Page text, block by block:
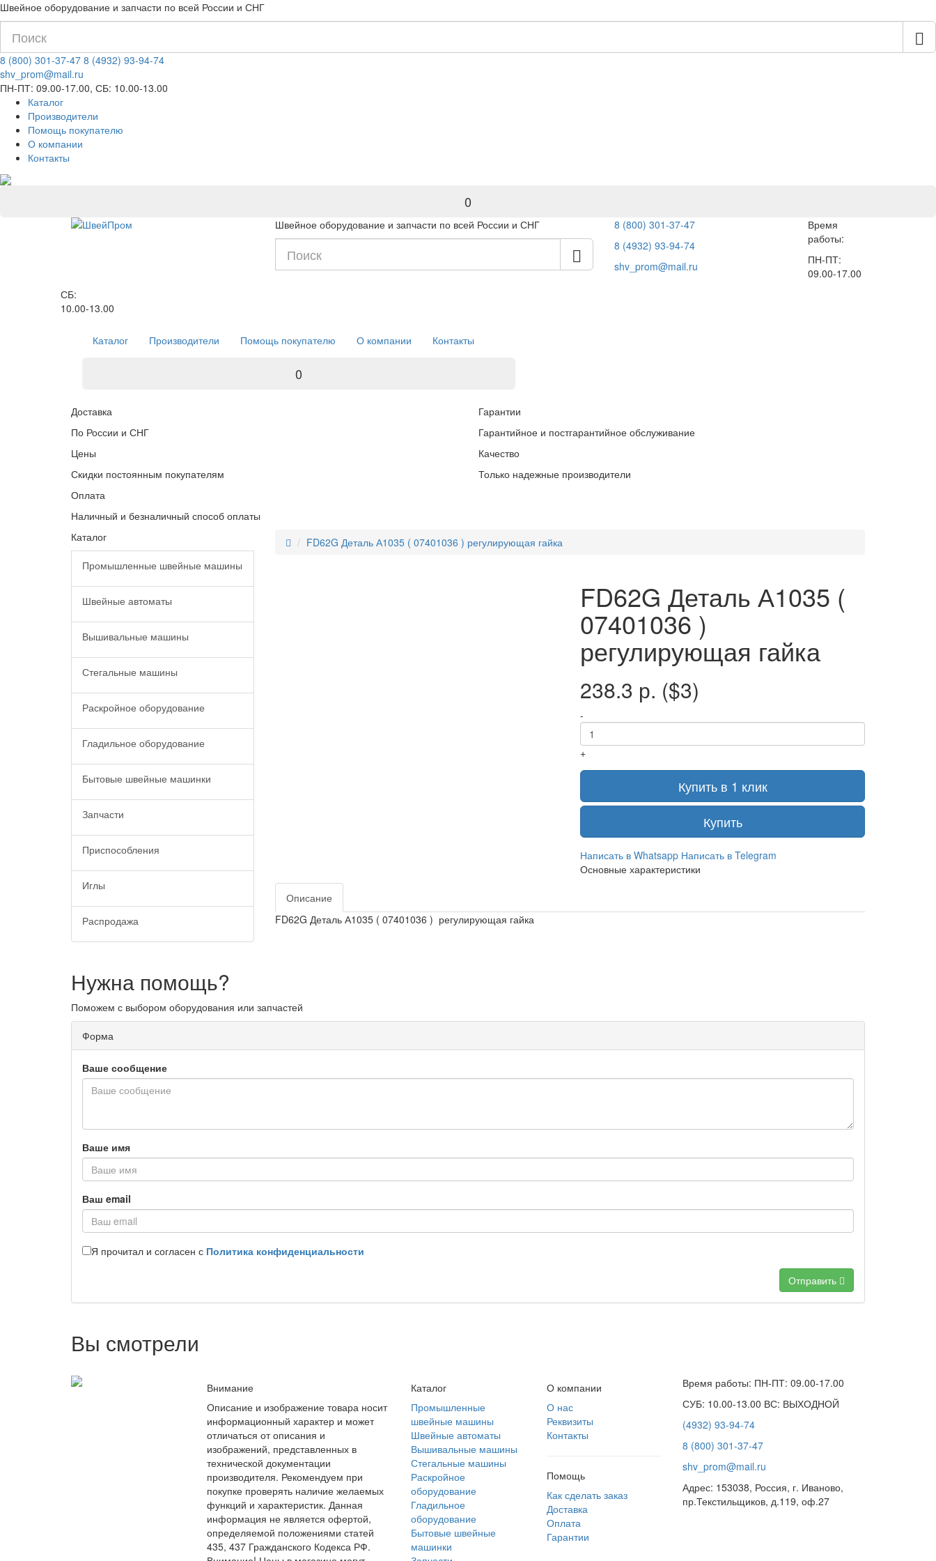
Швейное оборудование и запчасти по всей России и СНГ
8 (800) 301-37-47 8 (4932) 93-94-74
shv_prom@mail.ru
ПН-ПТ: 09.00-17.00, СБ: 10.00-13.00
Каталог
Производители
Помощь покупателю
О компании
Контакты
0
Швейное оборудование и запчасти по всей России и СНГ
8 (800) 301-37-47
8 (4932) 93-94-74
shv_prom@mail.ru
Время
работы:
ПН-ПТ:
09.00-17.00
СБ:
10.00-13.00
Каталог Производители Помощь покупателю О компании Контакты
0
Доставка
По России и СНГ
Гарантии
Гарантийное и постгарантийное обслуживание
Цены
Скидки постоянным покупателям
Качество
Только надежные производители
Оплата
Наличный и безналичный способ оплаты
Каталог
Промышленные швейные машины
Швейные автоматы
Вышивальные машины
Стегальные машины
Раскройное оборудование
Гладильное оборудование
Бытовые швейные машинки
Запчасти
Приспособления
Иглы
Распродажа
FD62G Деталь А1035 ( 07401036 ) регулирующая гайка
FD62G Деталь А1035 (
07401036 )
регулирующая гайка
238.3 р. ($3)
-
+
Купить в 1 клик
Купить
Написать в Whatsapp Написать в Telegram
Основные характеристики
Описание
FD62G Деталь А1035 ( 07401036 ) регулирующая гайка
Нужна помощь?
Поможем с выбором оборудования или запчастей
Форма
Ваше сообщение
Ваше имя
Ваш email
Я прочитал и согласен с Политика конфиденциальности
Отправить
Вы смотрели
Внимание
Описание и изображение товара носит
информационный характер и может
отличаться от описания и
изображений, представленных в
технической документации
производителя. Рекомендуем при
покупке проверять наличие желаемых
функций и характеристик. Данная
информация не является офертой,
определяемой положениями статей
435, 437 Гражданского Кодекса РФ.
Каталог
Промышленные
швейные машины
Швейные автоматы
Вышивальные машины
Стегальные машины
Раскройное
оборудование
Гладильное
оборудование
Бытовые швейные
машинки
О компании
О нас
Реквизиты
Контакты
Помощь
Как сделать заказ
Доставка
Оплата
Гарантии
Время работы: ПН-ПТ: 09.00-17.00
СУБ: 10.00-13.00 ВС: ВЫХОДНОЙ
(4932) 93-94-74
8 (800) 301-37-47
shv_prom@mail.ru
Адрес: 153038, Россия, г. Иваново,
пр.Текстильщиков, д.119, оф.27